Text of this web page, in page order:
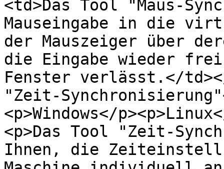
<td>Das Tool "Maus-
Mauseingabe in die
der Mauszeiger über
die Eingabe wieder
Fenster verlässt.</
"Zeit-
<p>Windows</
<p>Das Tool "Zeit-
Ihnen, die